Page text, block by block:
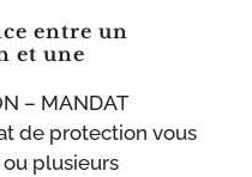
entre un
et une
– MANDAT
de protection vous
plusieurs